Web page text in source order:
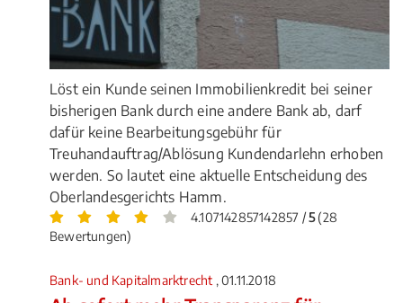
Löst ein Kunde seinen Immobilienkredit bei seiner
bisherigen Bank durch eine andere Bank ab, darf
dafür keine Bearbeitungsgebühr für
Treuhandauftrag/Ablösung Kundendarlehn erhoben
werden. So lautet eine aktuelle Entscheidung des
Oberlandesgerichts Hamm.
4.107142857142857 /5(28
Bewertungen)
Bank- und Kapitalmarktrecht , 01.11.2018